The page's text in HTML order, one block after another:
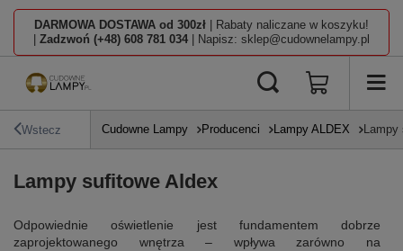
DARMOWA DOSTAWA od 300zł | Rabaty naliczane w koszyku!
Zadzwoń (+48) 608 781 034 | Napisz: sklep@cudownelampy.pl
Wstecz Cudowne Lampy Producenci Lampy ALDEX Lampy
Lampy sufitowe Aldex
Odpowiednie oświetlenie jest fundamentem dobrze
zaprojektowanego wnętrza – wpływa zarówno na